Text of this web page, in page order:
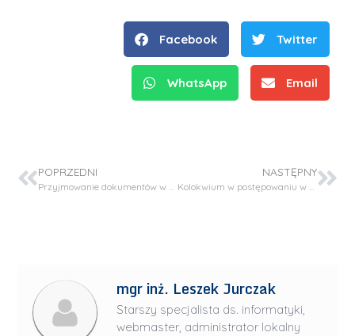
Facebook Twitter
WhatsApp Email
POPRZEDNI
Przyjmowanie dokumentów w dniu 27.01.2025
NASTĘPNY
Kolokwium w postępowaniu w sprawie nadania stopnia doktora habilitowanego dr inż. Anicie Zawadzkiej
mgr inż. Leszek Jurczak
Starszy specjalista ds. informatyki,
webmaster, administrator lokalny